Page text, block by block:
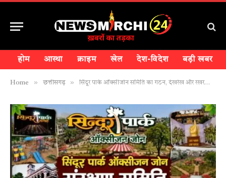
होम आस्था क्राइम खेल देश-विदेश बड़ी खबर
Home » छत्तीसगढ़ » सिंदूर पार्क ऑक्सीजोन समिति का गठन, देखरेख और रखरखाव की जिम्मेदारी इनको~देखिए आदेश की कॉपी!!